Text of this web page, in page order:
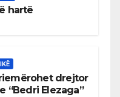
hartë
drejtor
“Bedri Elezaga”